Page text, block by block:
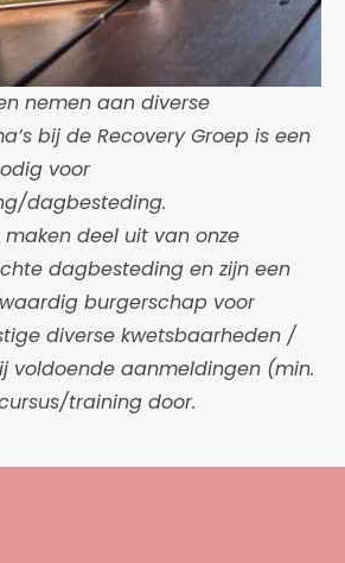
nemen aan diverse
bij de Recovery Groep is een
voor
dagbesteding.
deel uit van onze
dagbesteding en zijn een
burgerschap voor
diverse kwetsbaarheden /
voldoende aanmeldingen (min.
training door.